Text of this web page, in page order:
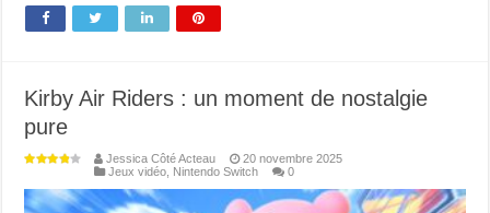
Kirby Air Riders : un moment de nostalgie
pure
Jessica Côté Acteau
20 novembre 2025
Jeux vidéo
Nintendo Switch 0